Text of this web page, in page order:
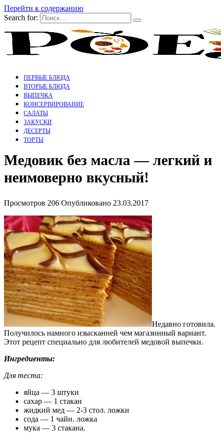
Перейти к содержанию
Search for:
ПЕРВЫЕ БЛЮДА
ВТОРЫЕ БЛЮДА
ВЫПЕЧКА
КОНСЕРВИРОВАНИЕ
САЛАТЫ
ЗАКУСКИ
ДЕСЕРТЫ
ТОРТЫ
Медовик без масла — легкий и
неимоверно вкусный!
Просмотров 206 Опубликовано 23.03.2017
Недавно готовила.
Получилось намного изысканней чем магазинный вариант.
Этот рецепт специально для любителей медовой выпечки.
Ингредиенты:
Для теста:
яйца — 3 штуки
сахар — 1 стакан
жидкий мед — 2-3 стол. ложки
сода — 1 чайн. ложка
мука — 3 стакана.